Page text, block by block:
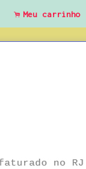
. Meu carrinho